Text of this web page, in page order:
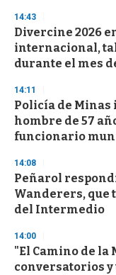
s
e
c
o
n
14:43
Divercine 2026
internacional,
durante el mes
14:11
Policía de Minas
hombre de 57
funcionario
14:08
Peñarol
Wanderers, que
del Intermedio
14:00
"El Camino de la
conversatorios